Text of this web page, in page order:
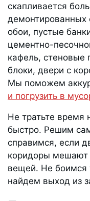
скапливается
демонтированных
обои, пустые
цементно-
кафель, стеновые
блоки, двери с
Мы поможем
и погрузить в
Не тратьте время
быстро. Решим
справимся, если
коридоры мешают
вещей. Не боимся
найдем выход из